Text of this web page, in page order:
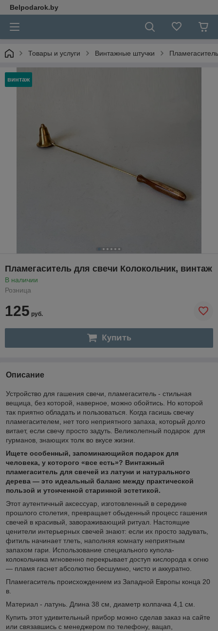
Belpodarok.by
Товары и услуги Винтажные штучки
винтаж
Пламегаситель для свечи Колокольчик, винтаж
В наличии
Розница
125 руб.
Купить
Описание
Устройство для гашения свечи, пламегаситель - стильная
вещица, без которой, наверное, можно обойтись. Но которой
так приятно обладать и пользоваться. Когда гасишь свечку
пламегасителем, нет того неприятного запаха, который долго
витает, если свечу просто задуть. Великолепный подарок для
гурманов, знающих толк во вкусе жизни.
Ищете особенный, запоминающийся подарок для
человека, у которого «все есть»? Винтажный
пламегаситель для свечей из латуни и натурального
дерева — это идеальный баланс между практической
пользой и утонченной старинной эстетикой.
Этот аутентичный аксессуар, изготовленный в середине
прошлого столетия, превращает обыденный процесс гашения
свечей в красивый, завораживающий ритуал. Настоящие
ценители интерьерных свечей знают: если их просто задувать,
фитиль начинает тлеть, наполняя комнату неприятным
запахом гари. Использование специального купола-
колокольчика мгновенно перекрывает доступ кислорода к огню
— пламя гаснет абсолютно бесшумно, чисто и аккуратно.
Пламегаситель происхождением из Западной Европы конца 20
в.
Материал - латунь. Длина 38 см, диаметр колпачка 4,1 см.
Купить этот удивительный прибор можно сделав заказ на сайте
или связавшись с менеджером по телефону, вацап,